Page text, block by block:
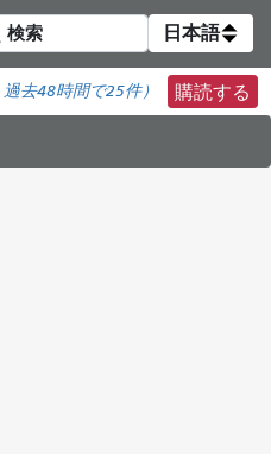
日本語
過去48時間で25件） 購読する